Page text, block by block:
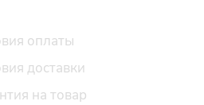
оплаты
доставки
на товар